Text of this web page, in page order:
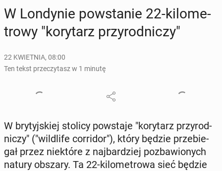
W Lon­dy­nie po­wsta­nie 22-ki­lo­me­
tro­wy "ko­ry­tarz przy­rod­ni­czy"
22 KWIETNIA, 08:00
Ten tekst przeczytasz w 1 minutę
W bry­tyj­skiej stolicy po­wsta­je "ko­ry­tarz przy­rod­
ni­czy" ("wil­dli­fe cor­ri­dor"), który będzie prze­bie­
gał przez nie­któ­re z naj­bar­dziej po­zba­wio­nych
natury obszary. Ta 22-ki­lo­me­tro­wa sieć będzie